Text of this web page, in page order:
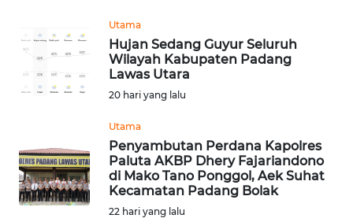
Utama
Hujan Sedang Guyur Seluruh
Wilayah Kabupaten Padang
Lawas Utara
20 hari yang lalu
Utama
Penyambutan Perdana Kapolres
Paluta AKBP Dhery Fajariandono
di Mako Tano Ponggol, Aek Suhat
Kecamatan Padang Bolak
22 hari yang lalu
RIAU
WN
JAMBI
WN